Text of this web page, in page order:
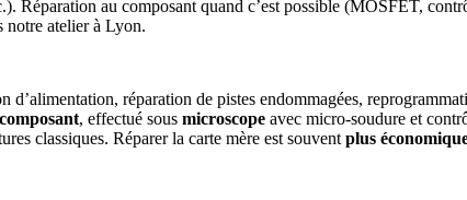
Réparation au composant quand c’est possible (MOSFET,
notre atelier à Lyon.
réparation de pistes endommagées,
, effectué sous microscope avec micro-soudure et
classiques. Réparer la carte mère est souvent plus